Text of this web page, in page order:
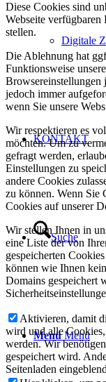
Digitale
KONTAKT
Suche
Menü Menü
Diese Cookies sind
Webseite
stellen.
Die Ablehnung hat
Funktionsweise
Browsereinstellungen
jedoch immer
wenn Sie unsere
Wir respektieren es
möchten. Um zu
gefragt werden,
Einstellungen zu
andere Cookies
zu können. Wenn Sie
Cookies auf unserer
Wir stellen Ihnen in
eine Liste der von
gespeicherten
können wie Ihnen
Domains gespeichert
Aktivieren, damit
wird und alle
werden. Wir
gespeichert wird.
Seitenladen